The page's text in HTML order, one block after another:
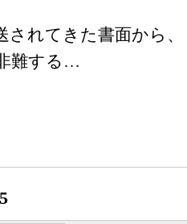
れてきた書面から、
難する…